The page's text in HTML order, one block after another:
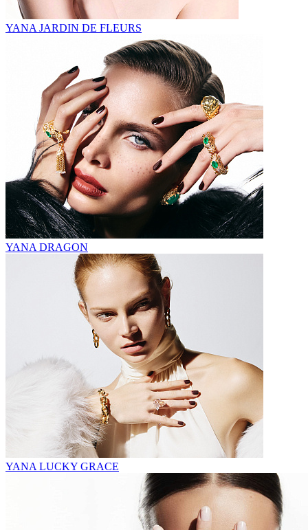
YANA JARDIN DE FLEURS
YANA DRAGON
YANA LUCKY GRACE